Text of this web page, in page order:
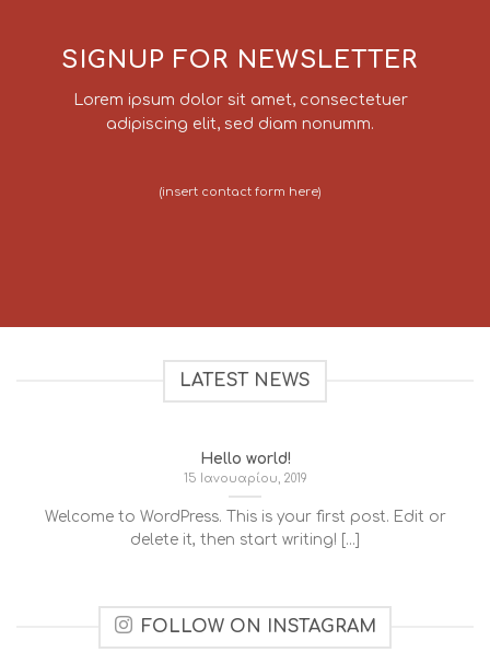
SIGNUP FOR NEWSLETTER
Lorem ipsum dolor sit amet, consectetuer
adipiscing elit, sed diam nonumm.
(insert contact form here)
LATEST NEWS
Hello world!
15 Ιανουαρίου, 2019
Welcome to WordPress. This is your first post. Edit or
delete it, then start writing! [...]
FOLLOW ON INSTAGRAM